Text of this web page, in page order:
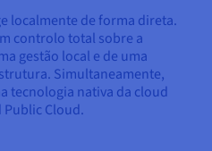
localmente de forma direta.
controlo total sobre a
gestão local e de uma
Simultaneamente,
tecnologia nativa da cloud
Public Cloud.